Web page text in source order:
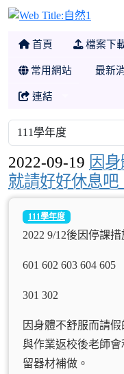
首頁 檔案下
常用網站 最新
連結
2022-09-19 因
就請好好休息吧
111學年度
2022 9/12後因停課
601 602 603 604 605
301 302
因身體不舒服而請
與作業返校後老師
留器材補做。